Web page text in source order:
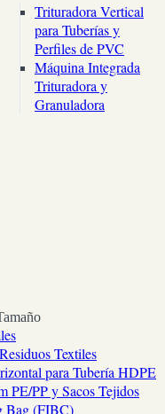
Trituradora Vertical
para Tuberías y
Perfiles de PVC
Máquina Integrada
Trituradora y
Granuladora
Textiles
para Tubería HDPE
PE/PP y Sacos Tejidos
Bag (FIBC)